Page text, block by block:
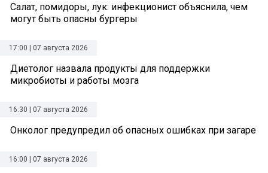
Салат, помидоры, лук: инфекционист объяснила, чем
могут быть опасны бургеры
17:00 | 07 августа 2026
Диетолог назвала продукты для поддержки
микробиоты и работы мозга
16:30 | 07 августа 2026
Онколог предупредил об опасных ошибках при загаре
16:00 | 07 августа 2026